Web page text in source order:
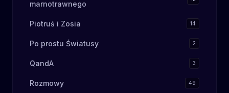
marnotrawnego
Piotruś i Zosia 14
Po prostu Światusy 2
QandA 3
Rozmowy 49